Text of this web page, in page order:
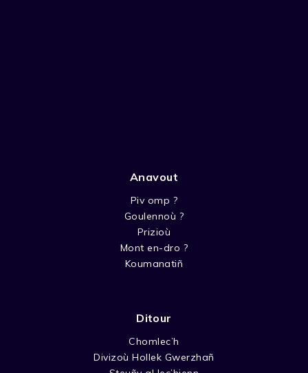
Anavout
Piv omp ?
Goulennoù ?
Prizioù
Mont en-dro ?
Koumanatiñ
Ditour
Chomlec’h
Divizoù Hollek Gwerzhañ